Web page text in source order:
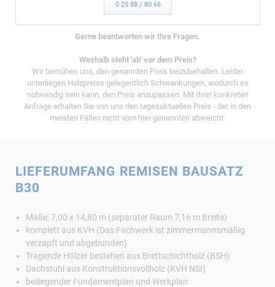
0 25 88 / 80 66
Gerne beantworten wir Ihre Fragen.
Weshalb steht 'ab' vor dem Preis?
Wir bemühen uns, den genannten Preis beizubehalten. Leider
unterliegen Holzpreise gelegentlich Schwankungen, wodurch es
notwendig sein kann, den Preis anzupassen. Mit Ihrer konkreten
Anfrage erhalten Sie von uns den tagesaktuellen Preis - der in den
meisten Fällen nicht vom hier genannten abweicht.
LIEFERUMFANG REMISEN BAUSATZ
B30
Maße: 7,00 x 14,80 m (separater Raum 7,16 m Breite)
komplett aus KVH (Das Fachwerk ist zimmermannsmäßig
verzapft und abgebunden)
Tragende Hölzer bestehen aus Brettschichtholz (BSH)
Dachstuhl aus Konstruktionsvollholz (KVH NSI)
beiliegender Fundamentplan und Werkplan